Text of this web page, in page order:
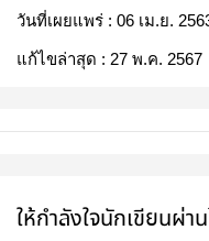
วันที่เผยแพร่ : 06 เม.ย.
แก้ไขล่าสุด : 27 พ.ค. 2567
ให้กำลังใจนักเขียนผ่า